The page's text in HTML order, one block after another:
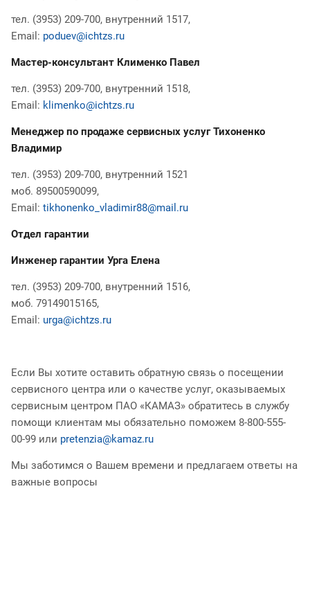
тел. (3953) 209-700, внутренний 1517,
Email: poduev@ichtzs.ru
Мастер-консультант Клименко Павел
тел. (3953) 209-700, внутренний 1518,
Email: klimenko@ichtzs.ru
Менеджер по продаже сервисных услуг Тихоненко
Владимир
тел. (3953) 209-700, внутренний 1521
моб. 89500590099,
Email: tikhonenko_vladimir88@mail.ru
Отдел гарантии
Инженер гарантии Урга Елена
тел. (3953) 209-700, внутренний 1516,
моб. 79149015165,
Email: urga@ichtzs.ru
Если Вы хотите оставить обратную связь о посещении
сервисного центра или о качестве услуг, оказываемых
сервисным центром ПАО «КАМАЗ» обратитесь в службу
помощи клиентам мы обязательно поможем 8-800-555-
00-99 или pretenzia@kamaz.ru
Мы заботимся о Вашем времени и предлагаем ответы на
важные вопросы